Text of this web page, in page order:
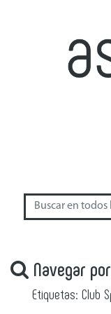
Navegar
Etiquetas: Club